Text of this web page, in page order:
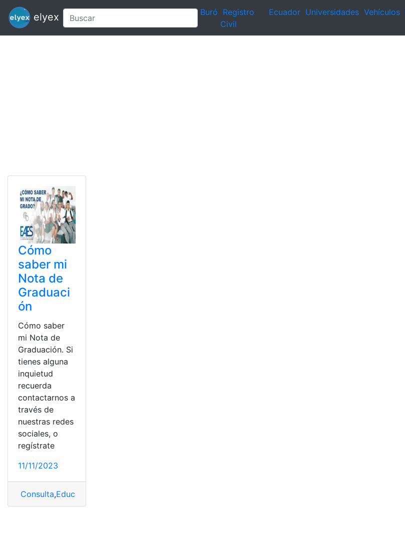
elyex Buró Registro
Civil
Ecuador Universidades Vehículos
Cómo
saber mi
Nota de
Graduaci
ón
Cómo saber
mi Nota de
Graduación. Si
tienes alguna
inquietud
recuerda
contactarnos a
través de
nuestras redes
sociales, o
regístrate
11/11/2023
Consulta,Educación